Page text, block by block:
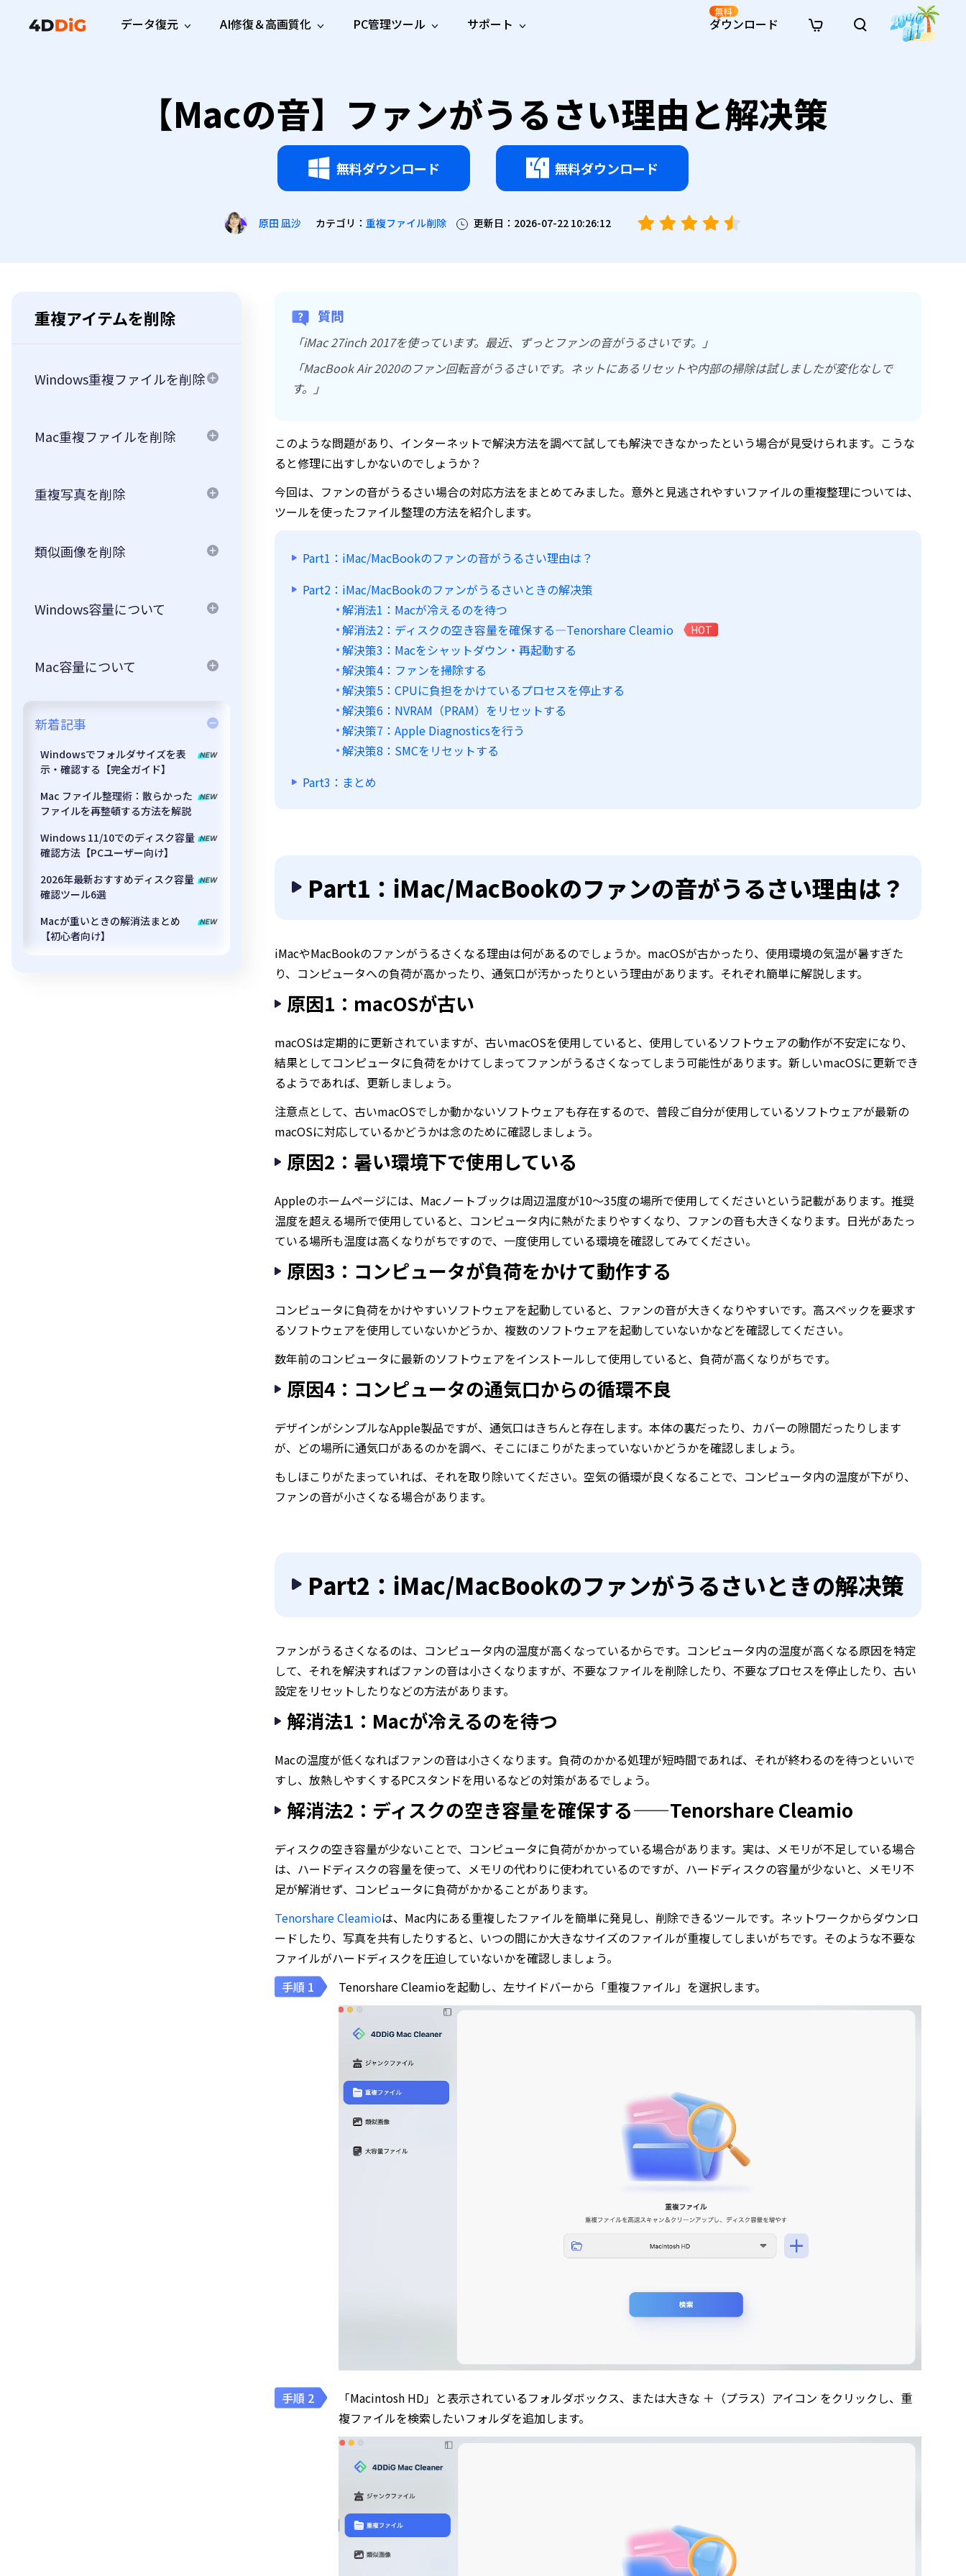
データ復元
Windowsで削除したファイルを復元
無料版
WhatsApp データ復元 LINE データ復元
· SDカード復元
· HDDデータ復元
· USBデータ復元
· ゴミ箱復元
· ファイル復元
· エクセル復元
AI修復＆高画質化
写真修
復
ドキュ
メント
音声修
画質化
写真高
画質化
AI
オンライン動画修復
オンライン写真修復
オンライン音声修復
· AI 3Dアクションフィギュアプロンプト
· シネマ風AI画像プロンプト
· アニメ実写化プロンプト
PC管理ツール
Partition Manager
Windows向けディスク管理ツール
Duplicate File Deleter
重複ファイルを検出・削除
Tenorshare Cleamio
Macを徹底クリーンアップ＆最適化
Dll Fixer
WindowsのDLLエラーを修復
Email Repair
破損したPST/OSTファイルを修復
Macの問題を無料で修復
· Win11制限を回避
· 重複検索（Win）
· ハードディスクをクローン
· 重複検索（Mac）
· Cドライブを拡張
· ディスク容量を解放
· MBRをGPTに変換
サポート
サポートセンター
ガイド・お問い合わせ
ユーザーガイド
ユーザーガイドセンター
使い方ガイド
ヒントと対処法
ダウンロード
無料
【Macの音】ファンがうるさい理由と解决策
無料ダウンロード 無料ダウンロード
原田 凪沙 カテゴリ： 重複ファイル削除 更新日：2026-07-22 10:26:12
重複アイテムを削除
Windows重複ファイルを削除
Mac重複ファイルを削除
重複写真を削除
類似画像を削除
Windows容量について
Mac容量について
新着記事
Windowsでフォルダサイズを表
示・確認する【完全ガイド】
Mac ファイル整理術：散らかった
ファイルを再整頓する方法を解説
Windows 11/10でのディスク容量
確認方法【PCユーザー向け】
2026年最新おすすめディスク容量
確認ツール6選
Macが重いときの解消法まとめ
【初心者向け】
質問
「iMac 27inch 2017を使っています。最近、ずっとファンの音がうるさいです。」
「MacBook Air 2020のファン回転音がうるさいです。ネットにあるリセットや内部の掃除は試しましたが変化なしで
す。」
このような問題があり、インターネットで解決方法を調べて試しても解決できなかったという場合が見受けられます。こうな
ると修理に出すしかないのでしょうか？
今回は、ファンの音がうるさい場合の対応方法をまとめてみました。意外と見逃されやすいファイルの重複整理については、
ツールを使ったファイル整理の方法を紹介します。
Part1：iMac/MacBookのファンの音がうるさい理由は？
Part2：iMac/MacBookのファンがうるさいときの解决策
解消法1：Macが冷えるのを待つ
解消法2：ディスクの空き容量を確保する—Tenorshare Cleamio
HOT
解決策3：Macをシャットダウン・再起動する
解決策4：ファンを掃除する
解決策5：CPUに負担をかけているプロセスを停止する
解決策6：NVRAM（PRAM）をリセットする
解決策7：Apple Diagnosticsを行う
解決策8：SMCをリセットする
Part3：まとめ
Part1：iMac/MacBookのファンの音がうるさい理由は？
iMacやMacBookのファンがうるさくなる理由は何があるのでしょうか。macOSが古かったり、使用環境の気温が暑すぎた
り、コンピュータへの負荷が高かったり、通気口が汚かったりという理由があります。それぞれ簡単に解説します。
原因1：macOSが古い
macOSは定期的に更新されていますが、古いmacOSを使用していると、使用しているソフトウェアの動作が不安定になり、
結果としてコンピュータに負荷をかけてしまってファンがうるさくなってしまう可能性があります。新しいmacOSに更新でき
るようであれば、更新しましょう。
注意点として、古いmacOSでしか動かないソフトウェアも存在するので、普段ご自分が使用しているソフトウェアが最新の
macOSに対応しているかどうかは念のために確認しましょう。
原因2：暑い環境下で使用している
Appleのホームページには、Macノートブックは周辺温度が10～35度の場所で使用してくださいという記載があります。推奨
温度を超える場所で使用していると、コンピュータ内に熱がたまりやすくなり、ファンの音も大きくなります。日光があたっ
ている場所も温度は高くなりがちですので、一度使用している環境を確認してみてください。
原因3：コンピュータが負荷をかけて動作する
コンピュータに負荷をかけやすいソフトウェアを起動していると、ファンの音が大きくなりやすいです。高スペックを要求す
るソフトウェアを使用していないかどうか、複数のソフトウェアを起動していないかなどを確認してください。
数年前のコンピュータに最新のソフトウェアをインストールして使用していると、負荷が高くなりがちです。
原因4：コンピュータの通気口からの循環不良
デザインがシンプルなApple製品ですが、通気口はきちんと存在します。本体の裏だったり、カバーの隙間だったりします
が、どの場所に通気口があるのかを調べ、そこにほこりがたまっていないかどうかを確認しましょう。
もしほこりがたまっていれば、それを取り除いてください。空気の循環が良くなることで、コンピュータ内の温度が下がり、
ファンの音が小さくなる場合があります。
Part2：iMac/MacBookのファンがうるさいときの解决策
ファンがうるさくなるのは、コンピュータ内の温度が高くなっているからです。コンピュータ内の温度が高くなる原因を特定
して、それを解決すればファンの音は小さくなりますが、不要なファイルを削除したり、不要なプロセスを停止したり、古い
設定をリセットしたりなどの方法があります。
解消法1：Macが冷えるのを待つ
Macの温度が低くなればファンの音は小さくなります。負荷のかかる処理が短時間であれば、それが終わるのを待つといいで
すし、放熱しやすくするPCスタンドを用いるなどの対策があるでしょう。
解消法2：ディスクの空き容量を確保する——Tenorshare Cleamio
ディスクの空き容量が少ないことで、コンピュータに負荷がかかっている場合があります。実は、メモリが不足している場合
は、ハードディスクの容量を使って、メモリの代わりに使われているのですが、ハードディスクの容量が少ないと、メモリ不
足が解消せず、コンピュータに負荷がかかることがあります。
Tenorshare Cleamioは、Mac内にある重複したファイルを簡単に発見し、削除できるツールです。ネットワークからダウンロ
ードしたり、写真を共有したりすると、いつの間にか大きなサイズのファイルが重複してしまいがちです。そのような不要な
ファイルがハードディスクを圧迫していないかを確認しましょう。
Tenorshare Cleamioを起動し、左サイドバーから「重複ファイル」を選択します。
「Macintosh HD」と表示されているフォルダボックス、または大きな ＋（プラス）アイコン をクリックし、重
複ファイルを検索したいフォルダを追加します。